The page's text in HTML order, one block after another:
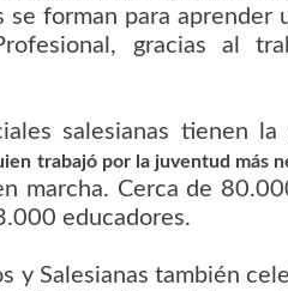
forman para aprender
gracias al
salesianas tienen
trabajó por la juventud más
marcha. Cerca de
educadores.
y Salesianas también